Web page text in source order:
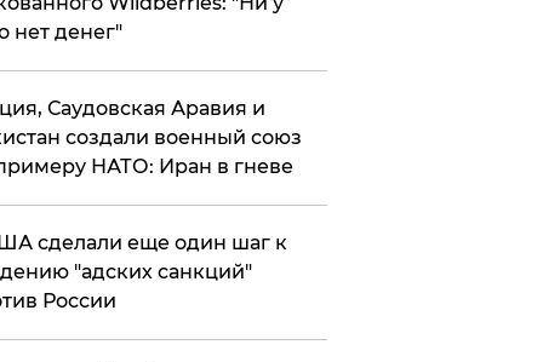
нет денег"
Саудовская Аравия и
создали военный союз
НАТО: Иран в гневе
сделали еще один шаг к
"адских санкций"
России